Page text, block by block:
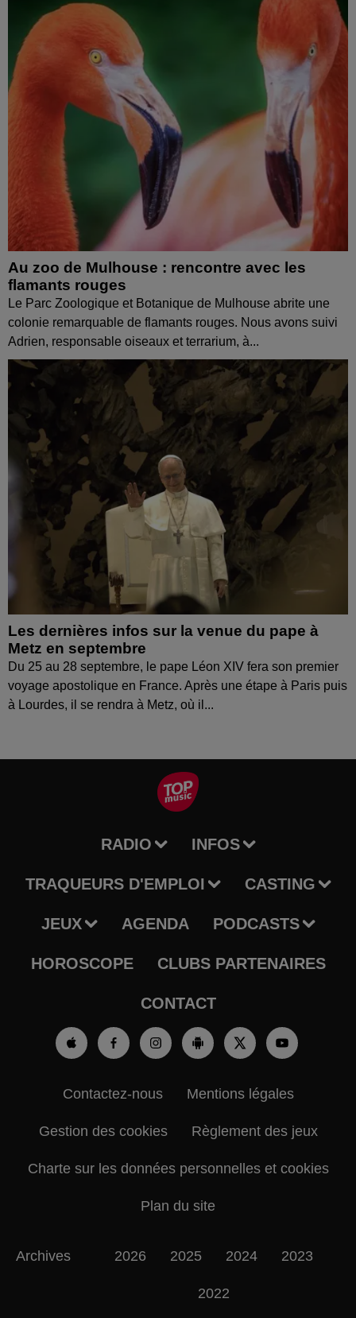
Au zoo de Mulhouse : rencontre avec les
flamants rouges
Le Parc Zoologique et Botanique de Mulhouse abrite une
colonie remarquable de flamants rouges. Nous avons suivi
Adrien, responsable oiseaux et terrarium, à...
Les dernières infos sur la venue du pape à
Metz en septembre
Du 25 au 28 septembre, le pape Léon XIV fera son premier
voyage apostolique en France. Après une étape à Paris puis
à Lourdes, il se rendra à Metz, où il...
RADIO INFOS
TRAQUEURS D'EMPLOI CASTING
JEUX AGENDA PODCASTS
HOROSCOPE CLUBS PARTENAIRES
CONTACT
Contactez-nous Mentions légales
Gestion des cookies Règlement des jeux
Charte sur les données personnelles et cookies
Plan du site
Archives 2026 2025 2024 2023
2022